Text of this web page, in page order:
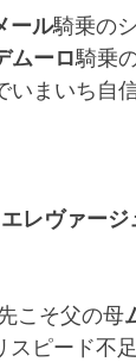
ール騎乗の
ムーロ騎乗
いまいち自
エレヴァージ
こそ父の母
ピード不